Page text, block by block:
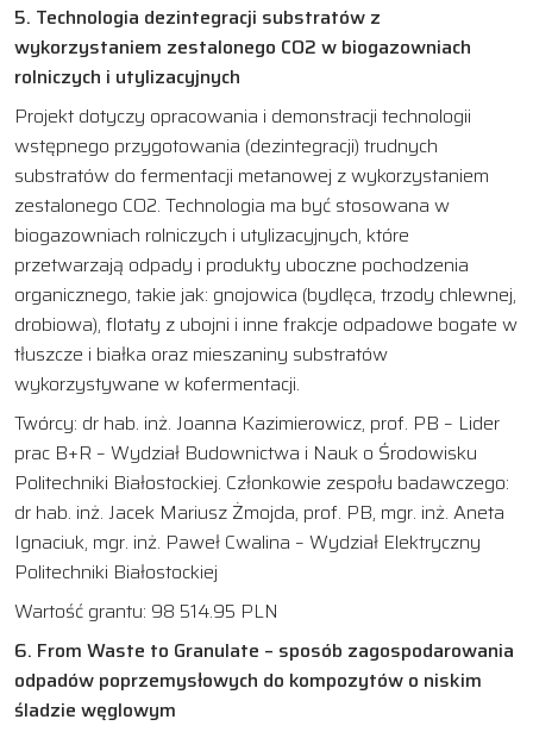
5. Technologia dezintegracji substratów z
wykorzystaniem zestalonego CO2 w biogazowniach
rolniczych i utylizacyjnych
Projekt dotyczy opracowania i demonstracji technologii
wstępnego przygotowania (dezintegracji) trudnych
substratów do fermentacji metanowej z wykorzystaniem
zestalonego CO2. Technologia ma być stosowana w
biogazowniach rolniczych i utylizacyjnych, które
przetwarzają odpady i produkty uboczne pochodzenia
organicznego, takie jak: gnojowica (bydlęca, trzody chlewnej,
drobiowa), flotaty z ubojni i inne frakcje odpadowe bogate w
tłuszcze i białka oraz mieszaniny substratów
wykorzystywane w kofermentacji.
Twórcy: dr hab. inż. Joanna Kazimierowicz, prof. PB – Lider
prac B+R – Wydział Budownictwa i Nauk o Środowisku
Politechniki Białostockiej. Członkowie zespołu badawczego:
dr hab. inż. Jacek Mariusz Żmojda, prof. PB, mgr. inż. Aneta
Ignaciuk, mgr. inż. Paweł Cwalina – Wydział Elektryczny
Politechniki Białostockiej
Wartość grantu: 98 514.95 PLN
6. From Waste to Granulate – sposób zagospodarowania
odpadów poprzemysłowych do kompozytów o niskim
śladzie węglowym